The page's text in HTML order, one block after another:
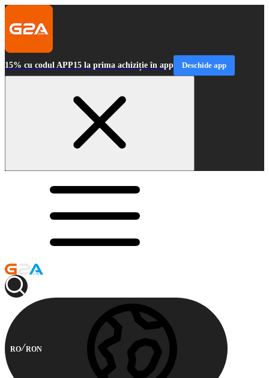
15% cu codul APP15 la prima achiziție în app Deschide app
RO RON